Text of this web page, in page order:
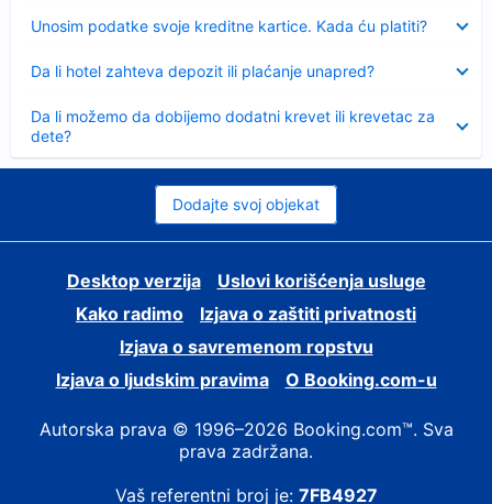
Unosim podatke svoje kreditne kartice. Kada ću platiti?
Da li hotel zahteva depozit ili plaćanje unapred?
Da li možemo da dobijemo dodatni krevet ili krevetac za
dete?
Dodajte svoj objekat
Desktop verzija
Uslovi korišćenja usluge
Kako radimo
Izjava o zaštiti privatnosti
Izjava o savremenom ropstvu
Izjava o ljudskim pravima
О Booking.com-u
Autorska prava © 1996–2026 Booking.com™. Sva
prava zadržana.
Vaš referentni broj je: 7FB4927